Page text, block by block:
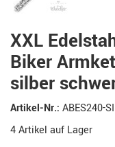
XXL
Biker
silber
Artikel-Nr.: ABES240-
4Artikel